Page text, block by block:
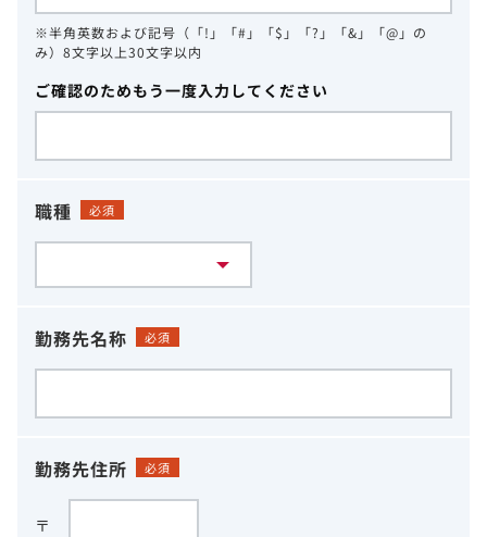
※半角英数および記号（「!」「#」「$」「?」「&」「@」の
み）8文字以上30文字以内
ご確認のためもう一度入力してください
職種 必須
勤務先名称 必須
勤務先住所 必須
〒